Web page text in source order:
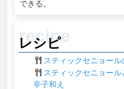
できる。
レシピ
スティックセニョール
スティックセニョー
辛子和え